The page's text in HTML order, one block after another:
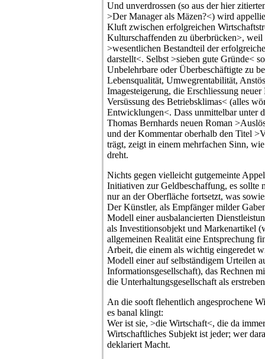
Und unverdrossen (so aus der hier
>Der Manager als Mäzen?<) wird
Kluft zwischen erfolgreichen
Kulturschaffenden zu überbrücken>,
>wesentlichen Bestandteil der
darstellt<. Selbst >sieben gute Gründe<
Unbelehrbare oder Überbeschäftigte zu
Lebensqualität, Umwegrentabilität,
Imagesteigerung, die Erschliessung
Versüssung des Betriebsklimas< (alles
Entwicklungen<. Dass unmittelbar unter
Thomas Bernhards neuen Roman
und der Kommentar oberhalb den Titel
trägt, zeigt in einem mehrfachen Sinn,
dreht.
Nichts gegen vielleicht gutgemeinte
Initiativen zur Geldbeschaffung, es sollte
nur an der Oberfläche fortsetzt, was
Der Künstler, als Empfänger milder
Modell einer ausbalancierten
als Investitionsobjekt und Markenartikel
allgemeinen Realität eine Entsprechung
Arbeit, die einem als wichtig eingeredet
Modell einer auf selbständigem Urteilen
Informationsgesellschaft), das Rechnen
die Unterhaltungsgesellschaft als
An die sooft flehentlich angesprochene
es banal klingt:
Wer ist sie, >die Wirtschaft<, die da
Wirtschaftliches Subjekt ist jeder; wer
deklariert Macht.